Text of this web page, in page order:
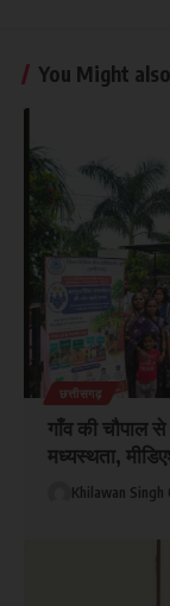
You Might
छत्तीसगढ़
गाँव की चौपाल
मध्यस्थता,
Khilawan Singh